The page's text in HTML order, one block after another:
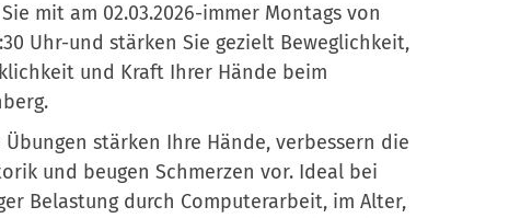
mit am 02.03.2026-immer Montags von
Uhr-und stärken Sie gezielt Beweglichkeit,
und Kraft Ihrer Hände beim
Übungen stärken Ihre Hände, verbessern die
und beugen Schmerzen vor. Ideal bei
Belastung durch Computerarbeit, im Alter,